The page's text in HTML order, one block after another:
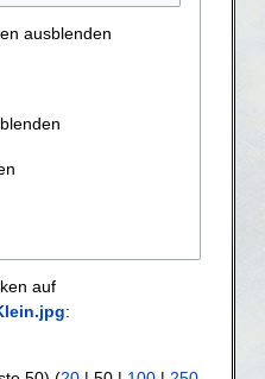
ausblenden
auf
: